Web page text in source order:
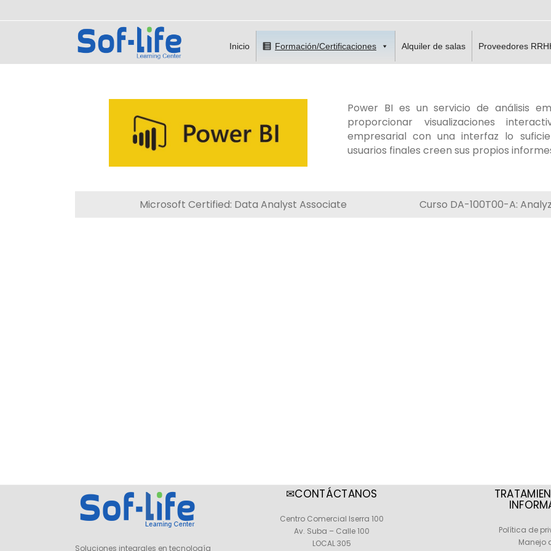
Inicio Formación/Certificaciones Alquiler de salas Proveedores
Power BI es un servicio de análisis
proporcionar visualizaciones
empresarial con una interfaz lo
usuarios finales creen sus propios
Microsoft Certified: Data Analyst Associate Curso DA-100T00-A:
Soluciones integrales en tecnología
✉CONTÁCTANOS
Centro Comercial Iserra 100
Av. Suba – Calle 100
LOCAL 305
Política de
Manejo